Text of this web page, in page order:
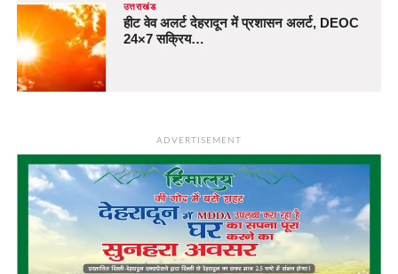
उत्तराखंड
हीट वेव अलर्ट देहरादून में प्रशासन अलर्ट, DEOC
24×7 सक्रिय…
ADVERTISEMENT